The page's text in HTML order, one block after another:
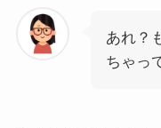
あれ？
ちゃっ